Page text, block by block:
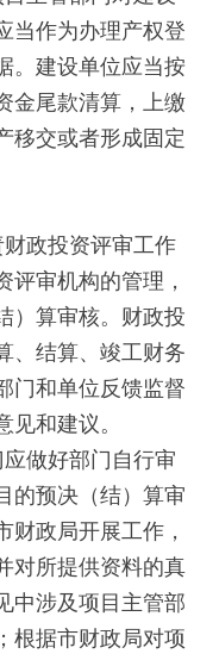
当作为办理产权登
。建设单位应当按
金尾款清算，上缴
移交或者形成固定
政投资评审工作
评审机构的管理，
）算审核。财政投
、结算、竣工财务
门和单位反馈监督
和建议。
做好部门自行审
的预决（结）算审
财政局开展工作，
对所提供资料的真
中涉及项目主管部
根据市财政局对项